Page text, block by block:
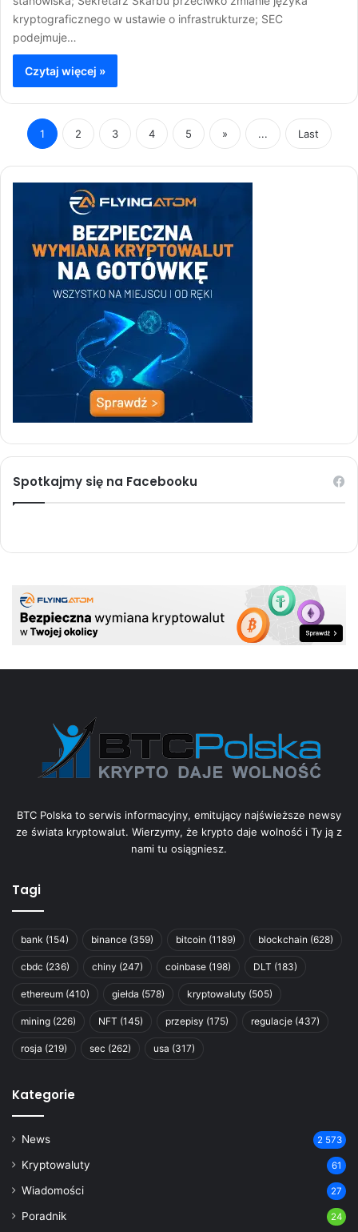
kryptograficznego w ustawie o infrastrukturze; SEC
podejmuje…
Czytaj więcej »
1 2 3 4 5 » ... Last
Spotkajmy się na Facebooku
BTC Polska to serwis informacyjny, emitujący najświeższe newsy
ze świata kryptowalut. Wierzymy, że krypto daje wolność i Ty ją z
nami tu osiągniesz.
Tagi
bank (154) binance (359) bitcoin (1189) blockchain (628)
cbdc (236) chiny (247) coinbase (198) DLT (183)
ethereum (410) giełda (578) kryptowaluty (505)
mining (226) NFT (145) przepisy (175) regulacje (437)
rosja (219) sec (262) usa (317)
Kategorie
News 2 573
Kryptowaluty 61
Wiadomości 27
Poradnik 24